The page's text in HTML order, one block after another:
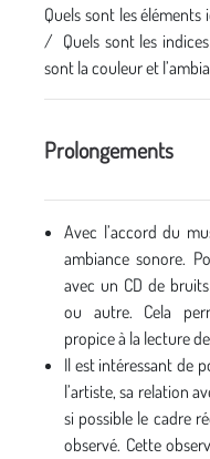
Quels sont les
/ Quels sont les
sont la couleur et
Prolongements
Avec l’accord du
ambiance sonore.
avec un CD de
ou autre. Cela
propice à la lecture
Il est intéressant de
l’artiste, sa relation
si possible le cadre
observé. Cette